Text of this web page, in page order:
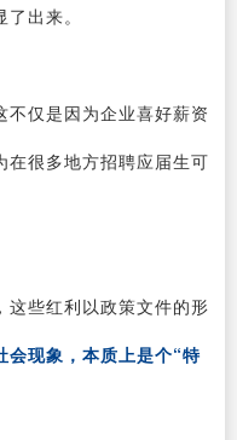
出来。
仅是因为企业喜好薪资
在很多地方招聘应届生可
这些红利以政策文件的形
会现象，本质上是个“特